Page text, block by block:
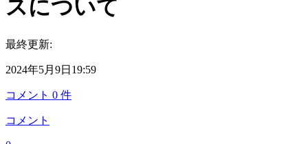
スについて
最終更新:
2024年5月9日19:59
コメント 0 件
コメント